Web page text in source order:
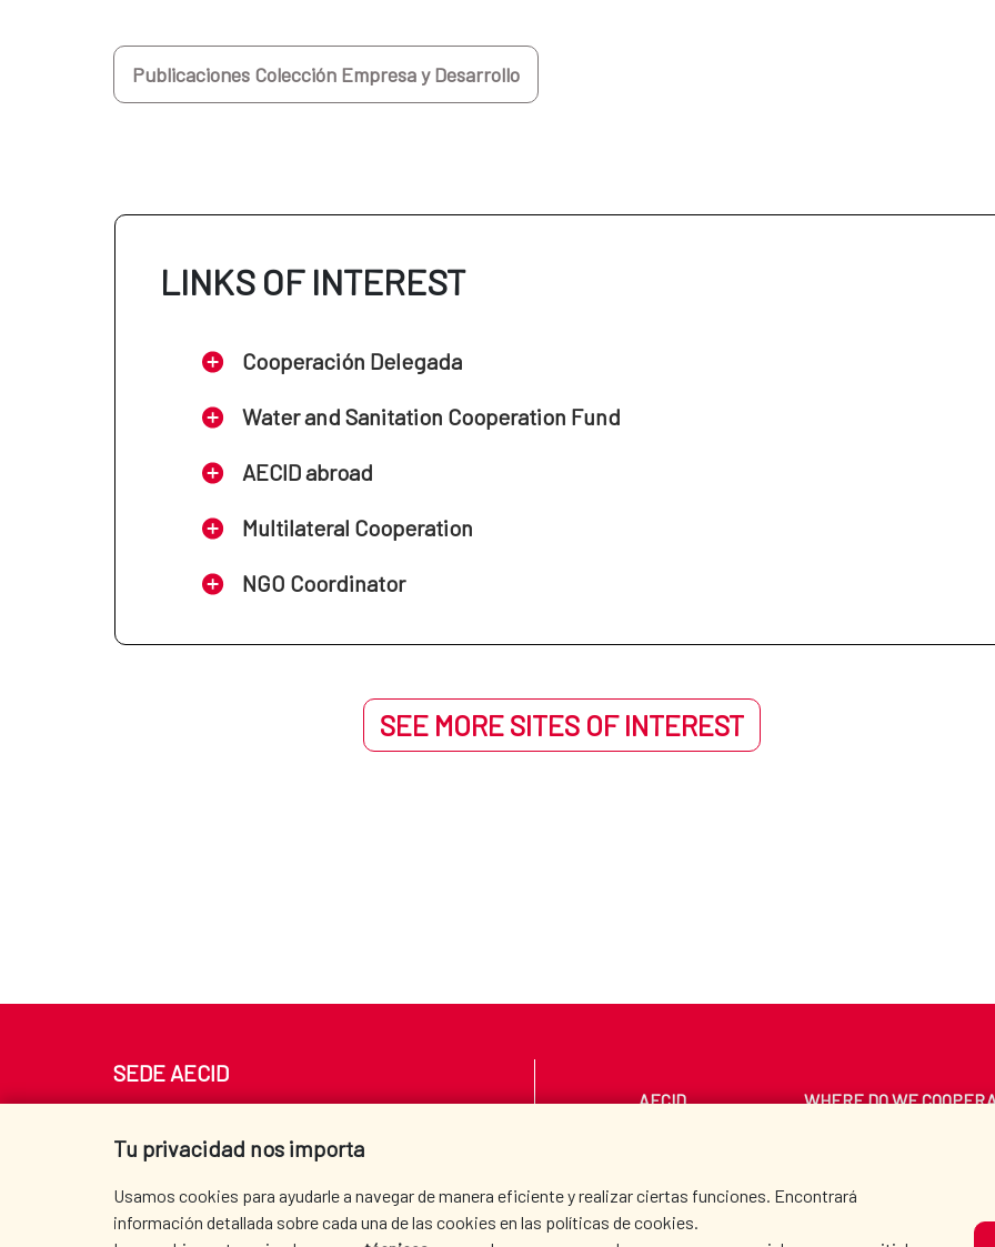
Publicaciones Colección Empresa y Desarrollo
LINKS OF INTEREST
Cooperación Delegada
Water and Sanitation Cooperation Fund
AECID abroad
Multilateral Cooperation
NGO Coordinator
SEE MORE SITES OF INTEREST
Tu privacidad nos importa
Usamos cookies para ayudarle a navegar de manera eficiente y realizar ciertas funciones. Encontrará
información detallada sobre cada una de las cookies en las políticas de cookies.
SEDE AECID
Tel. +34 900 20 30 54​​​​​​​
AECID WHERE DO WE
PRESS ROOM CULTURE AND